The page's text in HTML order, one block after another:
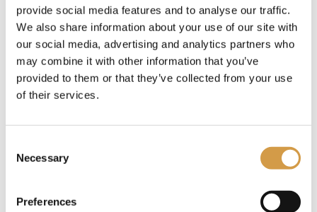
provide social media features and to analyse our traffic.
We also share information about your use of our site with
our social media, advertising and analytics partners who
may combine it with other information that you’ve
provided to them or that they’ve collected from your use
of their services.
Selection
Necessary
Preferences